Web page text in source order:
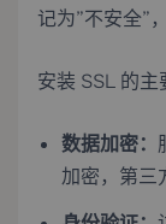
记为”不安全”
安装 SSL 的主
数据加密：
加密，第三